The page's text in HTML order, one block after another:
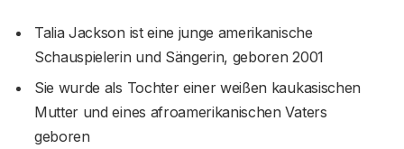
Talia Jackson ist eine junge amerikanische
Schauspielerin und Sängerin, geboren 2001
Sie wurde als Tochter einer weißen kaukasischen
Mutter und eines afroamerikanischen Vaters
geboren